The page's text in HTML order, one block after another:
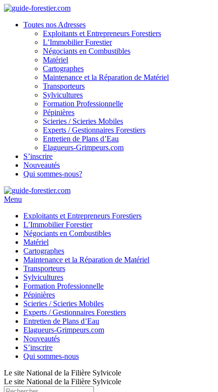
Toutes nos Adresses
Exploitants et Entrepreneurs Forestiers
L’Immobilier Forestier
Négociants en Combustibles
Matériel
Cartographes
Maintenance et la Réparation de Matériel
Transporteurs
Sylvicultures
Formation Professionnelle
Pépinières
Scieries / Scieries Mobiles
Experts / Gestionnaires Forestiers
Entretien de Plans d’Eau
Elagueurs-Grimpeurs.com
S’inscrire
Nouveautés
Qui sommes-nous?
Menu
Exploitants et Entrepreneurs Forestiers
L’Immobilier Forestier
Négociants en Combustibles
Matériel
Cartographes
Maintenance et la Réparation de Matériel
Transporteurs
Sylvicultures
Formation Professionnelle
Pépinières
Scieries / Scieries Mobiles
Experts / Gestionnaires Forestiers
Entretien de Plans d’Eau
Elagueurs-Grimpeurs.com
Nouveautés
S’inscrire
Qui sommes-nous
Le site National de la Filière Sylvicole
Le site National de la Filière Sylvicole